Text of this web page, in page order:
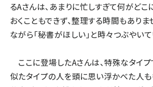
るAさんは、あまりに忙しすぎて何がどこ
おくこともできず、整理する時間もありま
ながら「秘書がほしい」と時々つぶやいて
ここに登場したAさんは、特殊なタイプ
似たタイプの人を頭に思い浮かべた人も